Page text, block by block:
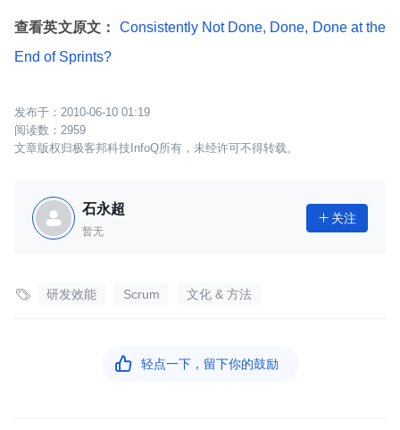
查看英文原文：
Consistently Not Done, Done, Done at the
End of Sprints?
2010-06-10 01:19
2959
文章版权归极客邦科技InfoQ所有，未经许可不得转载。
石永超
暂无
 关注
 研发效能 Scrum 文化 & 方法
 轻点一下，留下你的鼓励